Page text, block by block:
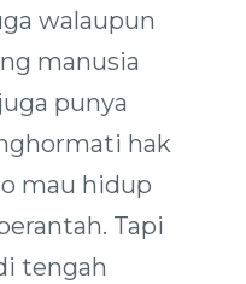
walaupun
manusia
punya
hak
mau hidup
Tapi
tengah